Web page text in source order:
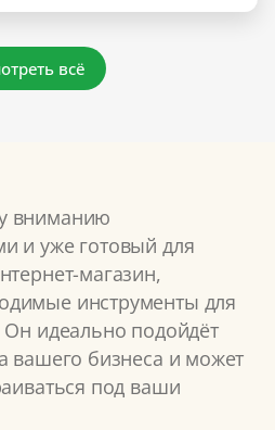
всё
вниманию
и уже готовый для
магазин,
инструменты для
Он идеально подойдёт
вашего бизнеса и может
под ваши